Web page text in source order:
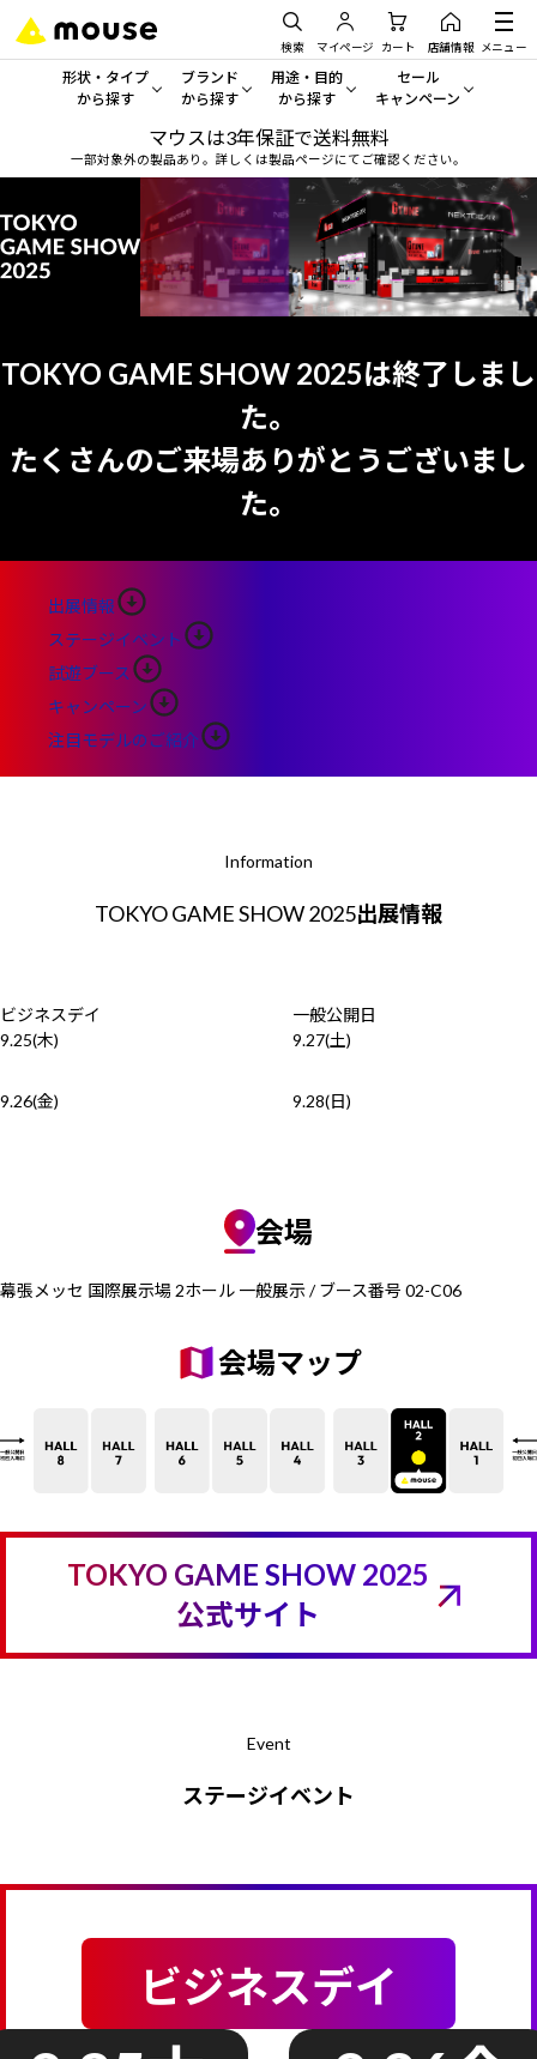
検索 マイページ カート 店舗情報 メニュー
形状・タイプ
から探す
形状・タイプから探す をすべてみる
デスクトップPC
ノートPC
タブレット
サーバー
ブランド
から探す
mouse
G TUNE
NEXTGEAR
DAIV
MousePro
Windows 11
用途・目的
から探す
一般向けパソコン
ゲーミングPC・ゲーム向けパソコン
クリエイティブ向け
ビジネス向けパソコン
学習向けパソコン
スペック/パーツ別
セール
キャンペーン
セール・キャンペー
期間限定セール
人気モデルが期間限定・お
アウトレットパソコン
すべて新品の旧モデル製品
おすすめ目玉パソコン
今イチオシのパソコンをピ
マウスは3年保証で送料無料
一部対象外の製品あり。詳しくは製品ページにてご確認ください。
TOKYO GAME SHOW 2025は終了しまし
た。
たくさんのご来場ありがとうございまし
た。
出展情報
ステージイベント
試遊ブース
キャンペーン
注目モデルのご紹介
Information
TOKYO GAME SHOW 2025出展情報
ビジネスデイ
9.25(木)
9.26(金)
一般公開日
9.27(土)
9.28(日)
会場
幕張メッセ 国際展示場 2ホール 一般展示 / ブース番号 02-C06
会場マップ
TOKYO GAME SHOW 2025
公式サイト
Event
ステージイベント
ビジネスデイ